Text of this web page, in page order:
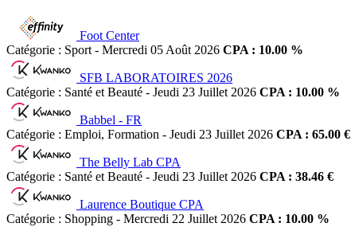
Foot Center
Catégorie : Sport - Mercredi 05 Août 2026 CPA : 10.00 %
SFB LABORATOIRES 2026
Catégorie : Santé et Beauté - Jeudi 23 Juillet 2026 CPA : 10.00 %
Babbel - FR
Catégorie : Emploi, Formation - Jeudi 23 Juillet 2026 CPA : 65.00 €
The Belly Lab CPA
Catégorie : Santé et Beauté - Jeudi 23 Juillet 2026 CPA : 38.46 €
Laurence Boutique CPA
Catégorie : Shopping - Mercredi 22 Juillet 2026 CPA : 10.00 %